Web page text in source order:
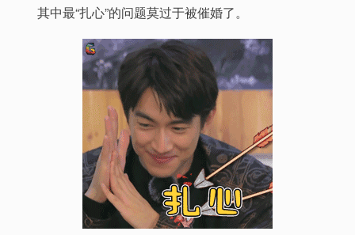
其中最“扎心”的问题莫过于被催婚了。